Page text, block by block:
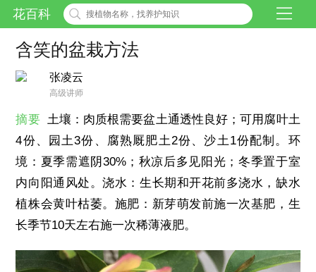
花百科
含笑的盆栽方法
张凌云
高级讲师
摘要 土壤：肉质根需要盆土通透性良好；可用腐叶土
4份、园土3份、腐熟厩肥土2份、沙土1份配制。环
境：夏季需遮阴30%；秋凉后多见阳光；冬季置于室
内向阳通风处。浇水：生长期和开花前多浇水，缺水
植株会黄叶枯萎。施肥：新芽萌发前施一次基肥，生
长季节10天左右施一次稀薄液肥。